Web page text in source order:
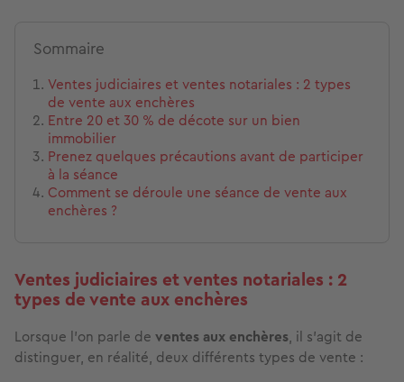
Sommaire
Ventes judiciaires et ventes notariales : 2 types
de vente aux enchères
Entre 20 et 30 % de décote sur un bien
immobilier
Prenez quelques précautions avant de participer
à la séance
Comment se déroule une séance de vente aux
enchères ?
Ventes judiciaires et ventes notariales : 2
types de vente aux enchères
Lorsque l’on parle de ventes aux enchères, il s'agit de
distinguer, en réalité, deux différents types de vente :